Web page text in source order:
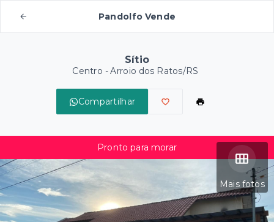
Pandolfo Vende
Sítio
Centro - Arroio dos Ratos/RS
Compartilhar
Mais fotos
Pronto para morar